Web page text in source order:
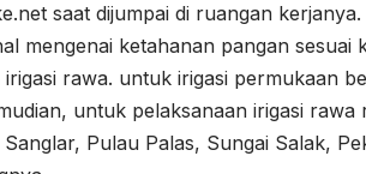
saat dijumpai di ruangan
mengenai ketahanan pangan sesuai
rawa. untuk irigasi permukaan
untuk pelaksanaan irigasi
Pulau Palas, Sungai Salak,